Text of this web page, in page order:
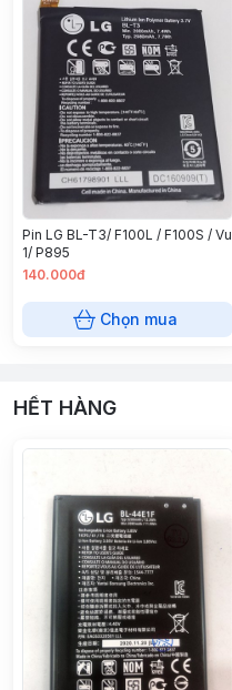
Pin LG BL-T3/ F100L / F100S / Vu
1/ P895
140.000đ
Chọn mua
HẾT HÀNG